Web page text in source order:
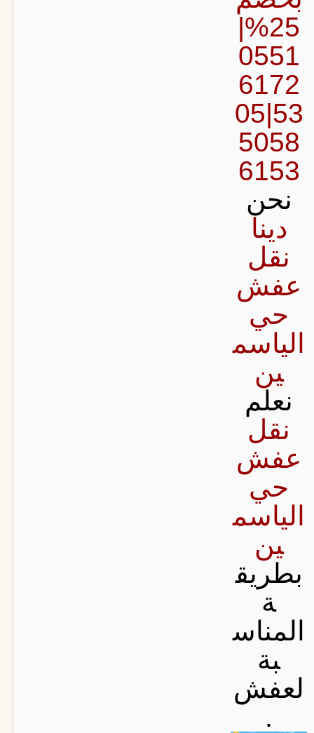
25%|
0551
6172
53|05
5058
6153
نحن
دينا
نقل
عفش
حي
الياسم
ين
نعلم
نقل
عفش
حي
الياسم
ين
بطريق
ة
المناس
بة
لعفش
.